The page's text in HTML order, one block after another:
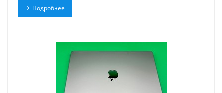
Подробнее